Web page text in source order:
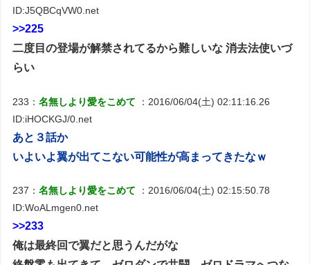
ID:J5QBCqVW0.net
>>225
二度目の登場が解禁されてるから難しいな 消去法使いづ
らい
233：名無しより愛をこめて
：2016/06/04(土) 02:11:16.26
ID:iHOCKGJ/0.net
あと３話か
いよいよ翼が出てこない可能性が高まってきたなｗ
237：名無しより愛をこめて
：2016/06/04(土) 02:15:50.78
ID:WoALmgen0.net
>>233
俺は最終回で翼だと思うんだがな